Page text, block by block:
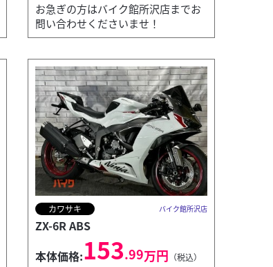
お急ぎの方はバイク館所沢店までお
問い合わせくださいませ！
カワサキ バイク館所沢店
ZX-6R ABS
本体価格:153.99万円 （税込）